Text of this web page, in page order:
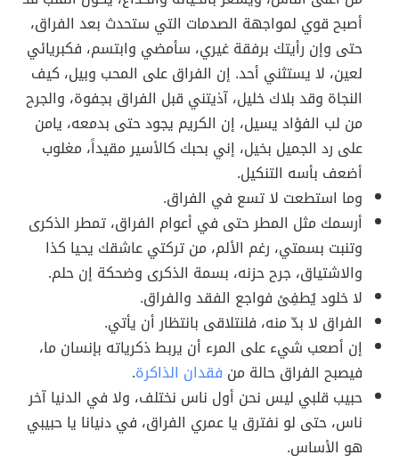
أصبح قوي لمواجهة الصدمات التي ستحدث بعد الفراق،
حتى ﻭﺇﻥ ﺭﺃﻳﺘﻚ ﺑﺮﻓﻘﺔ ﻏﻴﺮﻱ، ﺳﺄﻣﻀﻲ ﻭﺍﺑﺘﺴﻢ، فكبريائي
ﻟﻌﻴﻦ، لا يستثني ﺃﺣﺪ. إن الفراق على المحب وبيل، كيف
النجاة وقد بلاك خليل، آذيتني قبل الفراق بجفوة، والجرح
من لب الفؤاد يسيل، إن الكريم يجود حتى بدمعه، يامن
على رد الجميل بخيل، إني بحبك كالأسير مقيداً، مغلوب
أضعف بأسه التنكيل.
وما استطعت لا تسع في الفراق.
أرسمك مثل المطر حتى في أعوام الفراق، تمطر الذكرى
وتنبت بسمتي، رغم الألم، من تركتي عاشقك يحيا كذا
والاشتياق، جرح حزنه، بسمة الذكرى وضحكة إن حلم.
لا خلود يُطفِئ فواجع الفقد والفراق.
الفراق لا بدّ منه، فلنتلاقى بانتظار أن يأتي.
إن أصعب شيء على المرء أن يربط ذكرياته بإنسان ما،
فيصبح الفراق حالة من فقدان الذاكرة.
حبيب قلبي ليس نحن أول ناس نختلف، ولا في الدنيا آخر
ناس، حتى لو نفترق يا عمري الفراق، في دنيانا يا حبيبي
هو الأساس.